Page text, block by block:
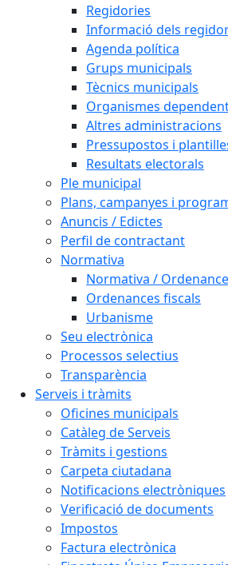
Regidories
Informació dels
Agenda política
Grups municipals
Tècnics municipals
Organismes
Altres administracions
Pressupostos i
Resultats electorals
Ple municipal
Plans, campanyes i
Anuncis / Edictes
Perfil de contractant
Normativa
Normativa /
Ordenances fiscals
Urbanisme
Seu electrònica
Processos selectius
Transparència
Serveis i tràmits
Oficines municipals
Catàleg de Serveis
Tràmits i gestions
Carpeta ciutadana
Notificacions electròniques
Verificació de documents
Impostos
Factura electrònica